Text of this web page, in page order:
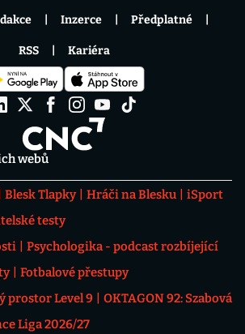
webů
Blesk Tlapky Hráči na Blesku
iSport
testy
Psychologika - podcast rozbíjející
Fotbalové přestupy
prostor Level 9
OKTAGON 92: Szabová
Liga 2026/27
Inzerce Předplatné
RSS Kariéra